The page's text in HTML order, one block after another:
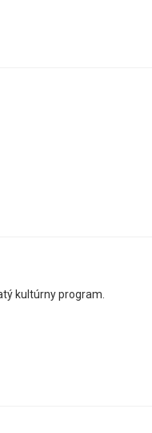
kultúrny program.